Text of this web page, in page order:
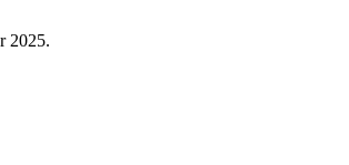
2025.